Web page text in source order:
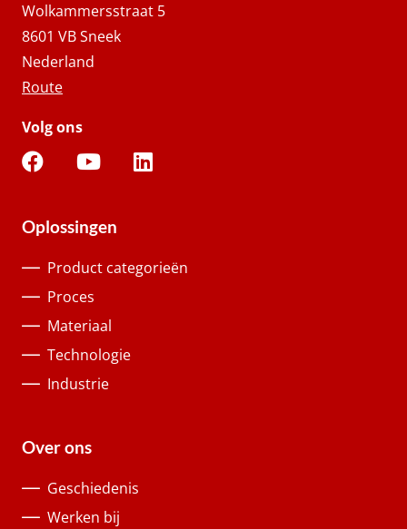
Wolkammersstraat 5
8601 VB Sneek
Nederland
Route
Volg ons
Oplossingen
Product categorieën
Proces
Materiaal
Technologie
Industrie
Over ons
Geschiedenis
Werken bij